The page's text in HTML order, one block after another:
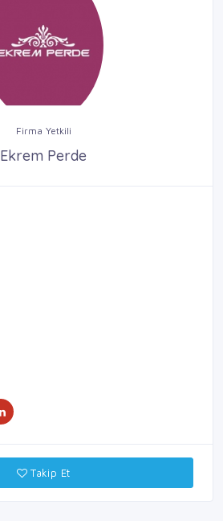
Firma Yetkili
Ekrem Perde
Takip Et